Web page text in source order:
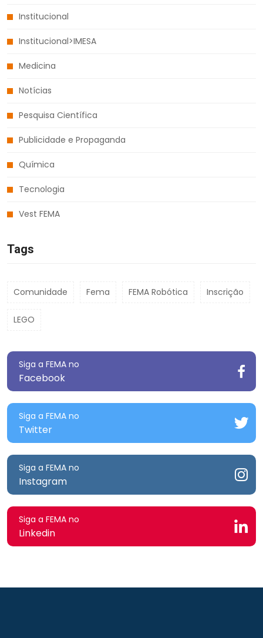
Institucional
Institucional>IMESA
Medicina
Notícias
Pesquisa Científica
Publicidade e Propaganda
Química
Tecnologia
Vest FEMA
Tags
Comunidade Fema FEMA Robótica Inscrição
LEGO
Siga a FEMA no
Facebook
Siga a FEMA no
Twitter
Siga a FEMA no
Instagram
Siga a FEMA no
Linkedin